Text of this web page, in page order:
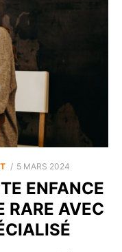
POSTED
5 MARS 2024
ENFANCE
RARE AVEC